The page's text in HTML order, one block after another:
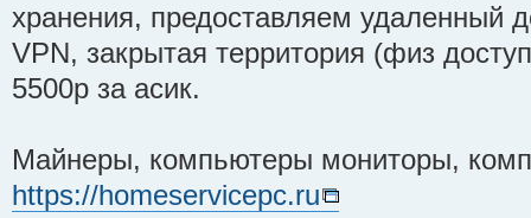
хранения, предоставляем удаленный
VPN, закрытая территория (физ
5500р за асик.
Майнеры, компьютеры мониторы,
https://homeservicepc.ru